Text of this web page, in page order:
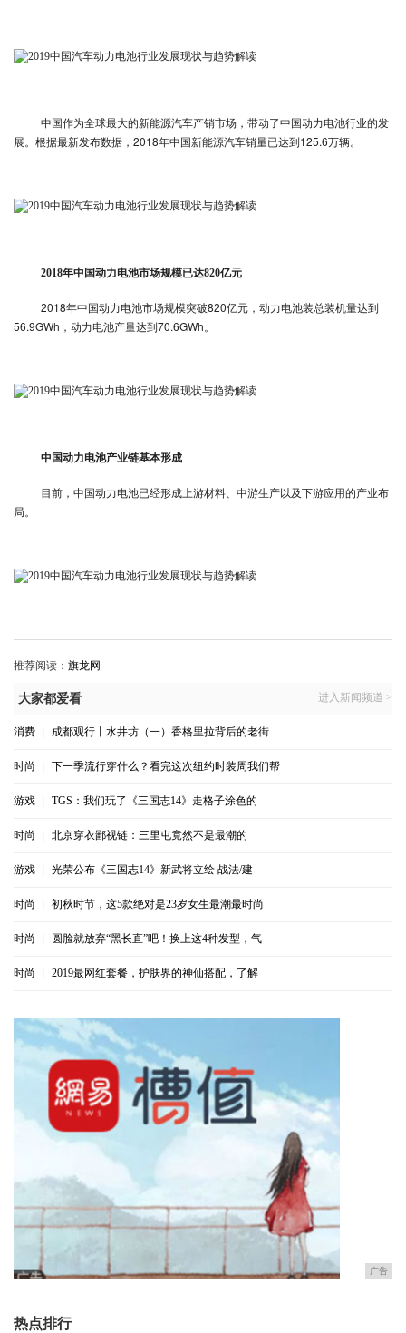
中国作为全球最大的新能源汽车产销市场，带动了中国动力电池行业的发
展。根据最新发布数据，2018年中国新能源汽车销量已达到125.6万辆。
2018年中国动力电池市场规模已达820亿元
2018年中国动力电池市场规模突破820亿元，动力电池装总装机量达到
56.9GWh，动力电池产量达到70.6GWh。
中国动力电池产业链基本形成
目前，中国动力电池已经形成上游材料、中游生产以及下游应用的产业布
局。
推荐阅读： 旗龙网
大家都爱看 进入新闻频道 >
消费 成都观行丨水井坊（一）香格里拉背后的老街
时尚 下一季流行穿什么？看完这次纽约时装周我们帮
游戏 TGS：我们玩了《三国志14》走格子涂色的
时尚 北京穿衣鄙视链：三里屯竟然不是最潮的
游戏 光荣公布《三国志14》新武将立绘 战法/建
时尚 初秋时节，这5款绝对是23岁女生最潮最时尚
时尚 圆脸就放弃“黑长直”吧！换上这4种发型，气
时尚 2019最网红套餐，护肤界的神仙搭配，了解
广告
热点排行